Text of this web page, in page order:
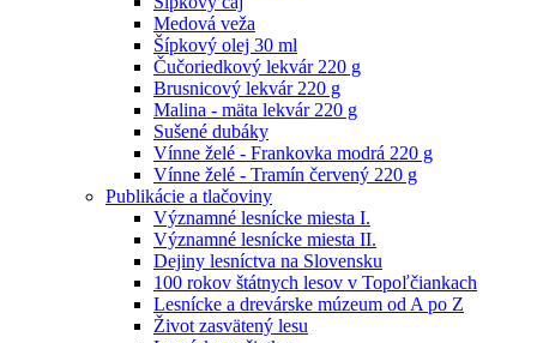
Medová veža
Šípkový olej 30 ml
Čučoriedkový lekvár 220 g
Brusnicový lekvár 220 g
Malina - mäta lekvár 220 g
Sušené dubáky
Vínne želé - Frankovka modrá 220 g
Vínne želé - Tramín červený 220 g
Publikácie a tlačoviny
Významné lesnícke miesta I.
Významné lesnícke miesta II.
Dejiny lesníctva na Slovensku
100 rokov štátnych lesov v Topoľčiankach
Lesnícke a drevárske múzeum od A po Z
Život zasvätený lesu